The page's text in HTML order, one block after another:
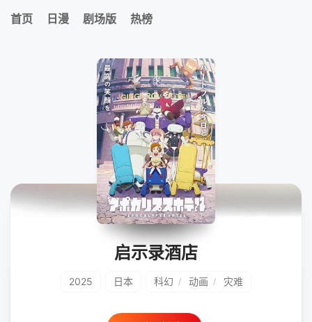
首页 日漫 剧场版 热榜
启示录酒店
2025 日本 科幻 / 动画 / 灾难